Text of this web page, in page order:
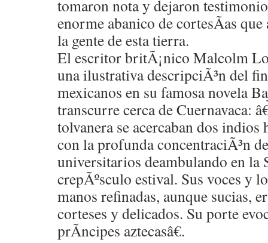
tomaron nota y dejaron
enorme abanico de cortesÃ­as
la gente de esta tierra.
El escritor britÃ¡nico Malcolm
una ilustrativa descripciÃ³n del
mexicanos en su famosa novela
transcurre cerca de Cuernavaca:
tolvanera se acercaban dos
con la profunda concentraciÃ³n
universitarios deambulando en la
crepÃºsculo estival. Sus voces y
manos refinadas, aunque sucias,
corteses y delicados. Su porte
prÃ­ncipes aztecasâ€.